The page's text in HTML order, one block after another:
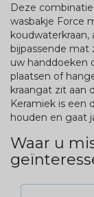
Deze
wasbakje Force
bijpassende mat
uw handdoeken
plaatsen of
kraangat zit aan
Keramiek is een
houden en gaat
Waar u